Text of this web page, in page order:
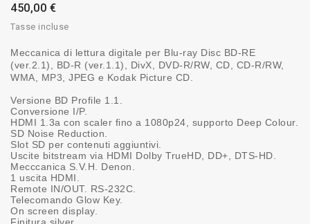
450,00 €
Tasse incluse
Meccanica di lettura digitale per Blu-ray Disc BD-RE
(ver.2.1), BD-R (ver.1.1), DivX, DVD-R/RW, CD, CD-R/RW,
WMA, MP3, JPEG e Kodak Picture CD.
Versione BD Profile 1.1.
Conversione I/P.
HDMI 1.3a con scaler fino a 1080p24, supporto Deep Colour.
SD Noise Reduction.
Slot SD per contenuti aggiuntivi.
Uscite bitstream via HDMI Dolby TrueHD, DD+, DTS-HD.
Mecccanica S.V.H. Denon.
1 uscita HDMI.
Remote IN/OUT. RS-232C.
Telecomando Glow Key.
On screen display.